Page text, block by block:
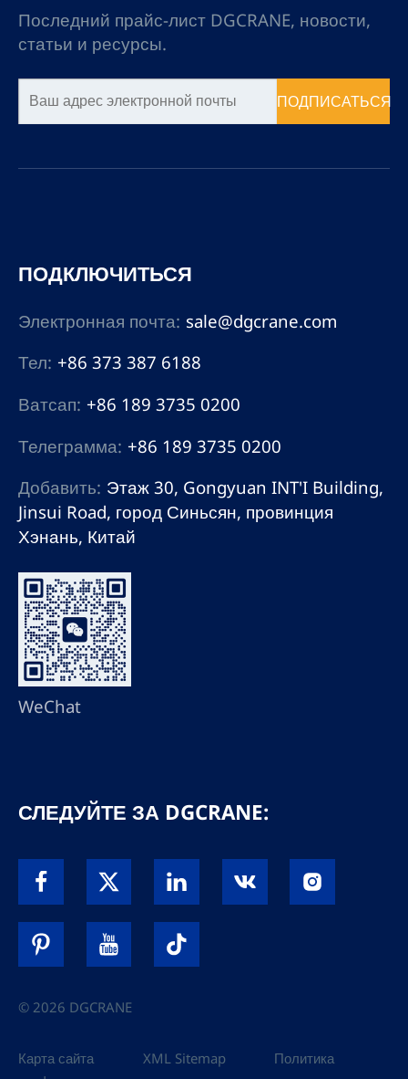
Последний прайс-лист DGCRANE, новости,
статьи и ресурсы.
ПОДПИСАТЬСЯ
ПОДКЛЮЧИТЬСЯ
Электронная почта: sale@dgcrane.com
Тел: +86 373 387 6188
Ватсап: +86 189 3735 0200
Телеграмма: +86 189 3735 0200
Добавить: Этаж 30, Gongyuan INT'I Building,
Jinsui Road, город Синьсян, провинция
Хэнань, Китай
WeChat
СЛЕДУЙТЕ ЗА DGCRANE:
© 2026 DGCRANE
Карта сайта XML Sitemap
Политика